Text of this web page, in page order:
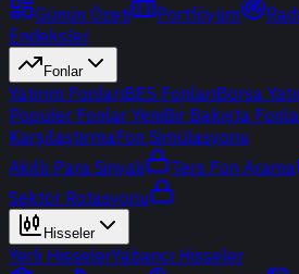
Günün Özeti Portföyüm
Endeksler
Fonlar
Yatırım FonlarıBES FonlarıBorsa
Popüler Fonlar YeniBir Bakışta
KarşılaştırmaFon Simülasyonu
Akıllı Para Sinyali
Ters Fon Arama
Sektör Rotasyonu
Hisseler
Yerli HisselerYabancı Hisseler